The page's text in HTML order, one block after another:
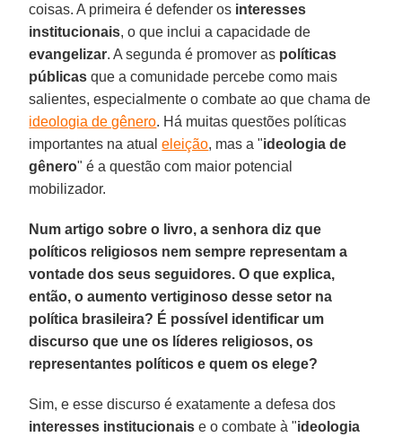
coisas. A primeira é defender os interesses
institucionais, o que inclui a capacidade de
evangelizar. A segunda é promover as políticas
públicas que a comunidade percebe como mais
salientes, especialmente o combate ao que chama de
ideologia de gênero. Há muitas questões políticas
importantes na atualeleição, mas a "ideologia de
gênero" é a questão com maior potencial
mobilizador.
Num artigo sobre o livro, a senhora diz que
políticos religiosos nem sempre representam a
vontade dos seus seguidores. O que explica,
então, o aumento vertiginoso desse setor na
política brasileira? É possível identificar um
discurso que une os líderes religiosos, os
representantes políticos e quem os elege?
Sim, e esse discurso é exatamente a defesa dos
interesses institucionais e o combate à "ideologia